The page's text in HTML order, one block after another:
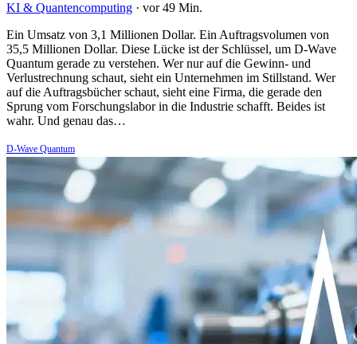
KI & Quantencomputing · vor 49 Min.
Ein Umsatz von 3,1 Millionen Dollar. Ein Auftragsvolumen von
35,5 Millionen Dollar. Diese Lücke ist der Schlüssel, um D-Wave
Quantum gerade zu verstehen. Wer nur auf die Gewinn- und
Verlustrechnung schaut, sieht ein Unternehmen im Stillstand. Wer
auf die Auftragsbücher schaut, sieht eine Firma, die gerade den
Sprung vom Forschungslabor in die Industrie schafft. Beides ist
wahr. Und genau das…
D-Wave Quantum